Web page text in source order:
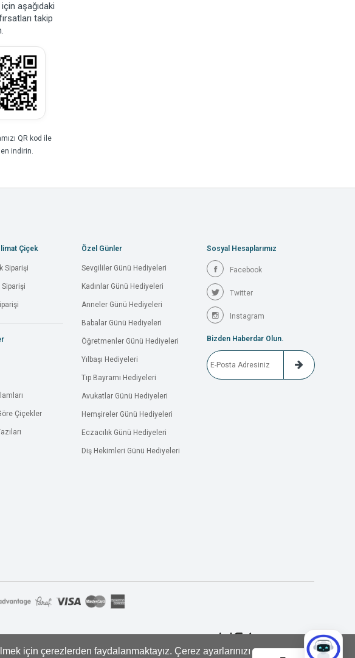
için çerezlerden faydalanmaktayız. Çerez ayarlarınızı
aşağıdaki
takip
QR kod ile
indirin.
Çiçek
Siparişi
Çiçekler
Özel Günler
Sevgililer Günü Hediyeleri
Kadınlar Günü Hediyeleri
Anneler Günü Hediyeleri
Babalar Günü Hediyeleri
Öğretmenler Günü Hediyeleri
Yılbaşı Hediyeleri
Tıp Bayramı Hediyeleri
Avukatlar Günü Hediyeleri
Hemşireler Günü Hediyeleri
Eczacılık Günü Hediyeleri
Diş Hekimleri Günü Hediyeleri
Sosyal Hesaplarımız
Facebook
Twitter
Instagram
Bizden Haberdar Olun.